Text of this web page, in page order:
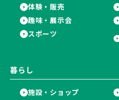
体験・販売
趣味・展示会
スポーツ
暮らし
施設・ショップ